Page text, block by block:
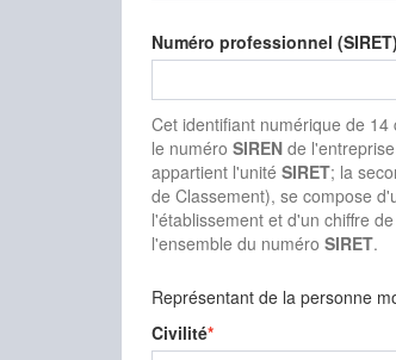
Numéro professionnel (SIRET)
Cet identifiant numérique de
le numéro SIREN de
appartient l'unité SIRET; la
de Classement), se compose
l'établissement et d'un chiffre
l'ensemble du numéro SIRET.
Représentant de la personne
Civilité